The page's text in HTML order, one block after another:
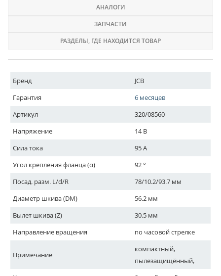
АНАЛОГИ
ЗАПЧАСТИ
РАЗДЕЛЫ, ГДЕ НАХОДИТСЯ ТОВАР
Бренд
JCB
Гарантия
6 месяцев
Артикул
320/08560
Напряжение
14 В
Сила тока
95 A
Угол крепления фланца (α)
92 °
Посад. разм. L/d/R
78/10.2/93.7 мм
Диаметр шкива (DM)
56.2 мм
Вылет шкива (Z)
30.5 мм
Направление вращения
по часовой стрелке
Примечание
компактный,
пылезащищённый,